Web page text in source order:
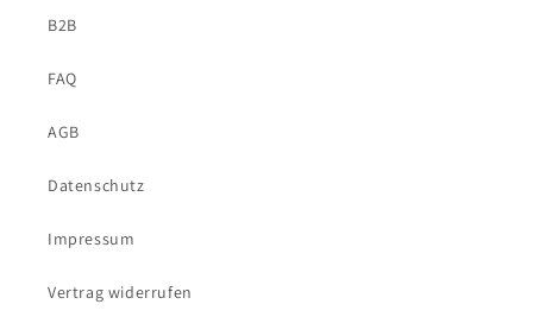
B2B
FAQ
AGB
Datenschutz
Impressum
Vertrag widerrufen